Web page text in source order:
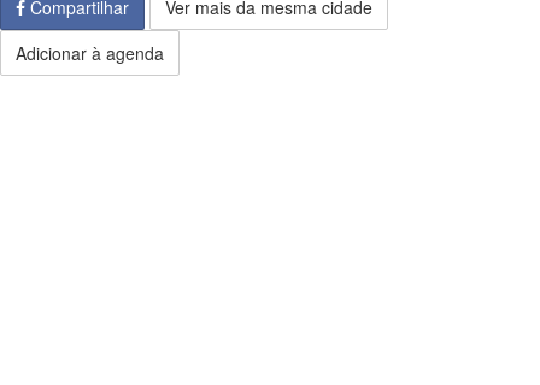
Compartilhar
Ver mais da mesma cidade
Adicionar à agenda